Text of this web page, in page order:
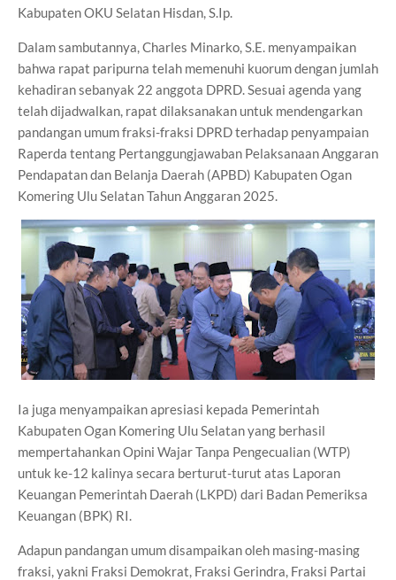
Kabupaten OKU Selatan Hisdan, S.Ip.
Dalam sambutannya, Charles Minarko, S.E. menyampaikan
bahwa rapat paripurna telah memenuhi kuorum dengan jumlah
kehadiran sebanyak 22 anggota DPRD. Sesuai agenda yang
telah dijadwalkan, rapat dilaksanakan untuk mendengarkan
pandangan umum fraksi-fraksi DPRD terhadap penyampaian
Raperda tentang Pertanggungjawaban Pelaksanaan Anggaran
Pendapatan dan Belanja Daerah (APBD) Kabupaten Ogan
Komering Ulu Selatan Tahun Anggaran 2025.
Ia juga menyampaikan apresiasi kepada Pemerintah
Kabupaten Ogan Komering Ulu Selatan yang berhasil
mempertahankan Opini Wajar Tanpa Pengecualian (WTP)
untuk ke-12 kalinya secara berturut-turut atas Laporan
Keuangan Pemerintah Daerah (LKPD) dari Badan Pemeriksa
Keuangan (BPK) RI.
Adapun pandangan umum disampaikan oleh masing-masing
fraksi, yakni Fraksi Demokrat, Fraksi Gerindra, Fraksi Partai